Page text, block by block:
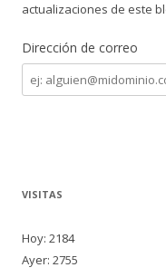
actualizaciones de este
Dirección de correo
Dirección
de
correo
VISITAS
Hoy: 2184
Ayer: 2755